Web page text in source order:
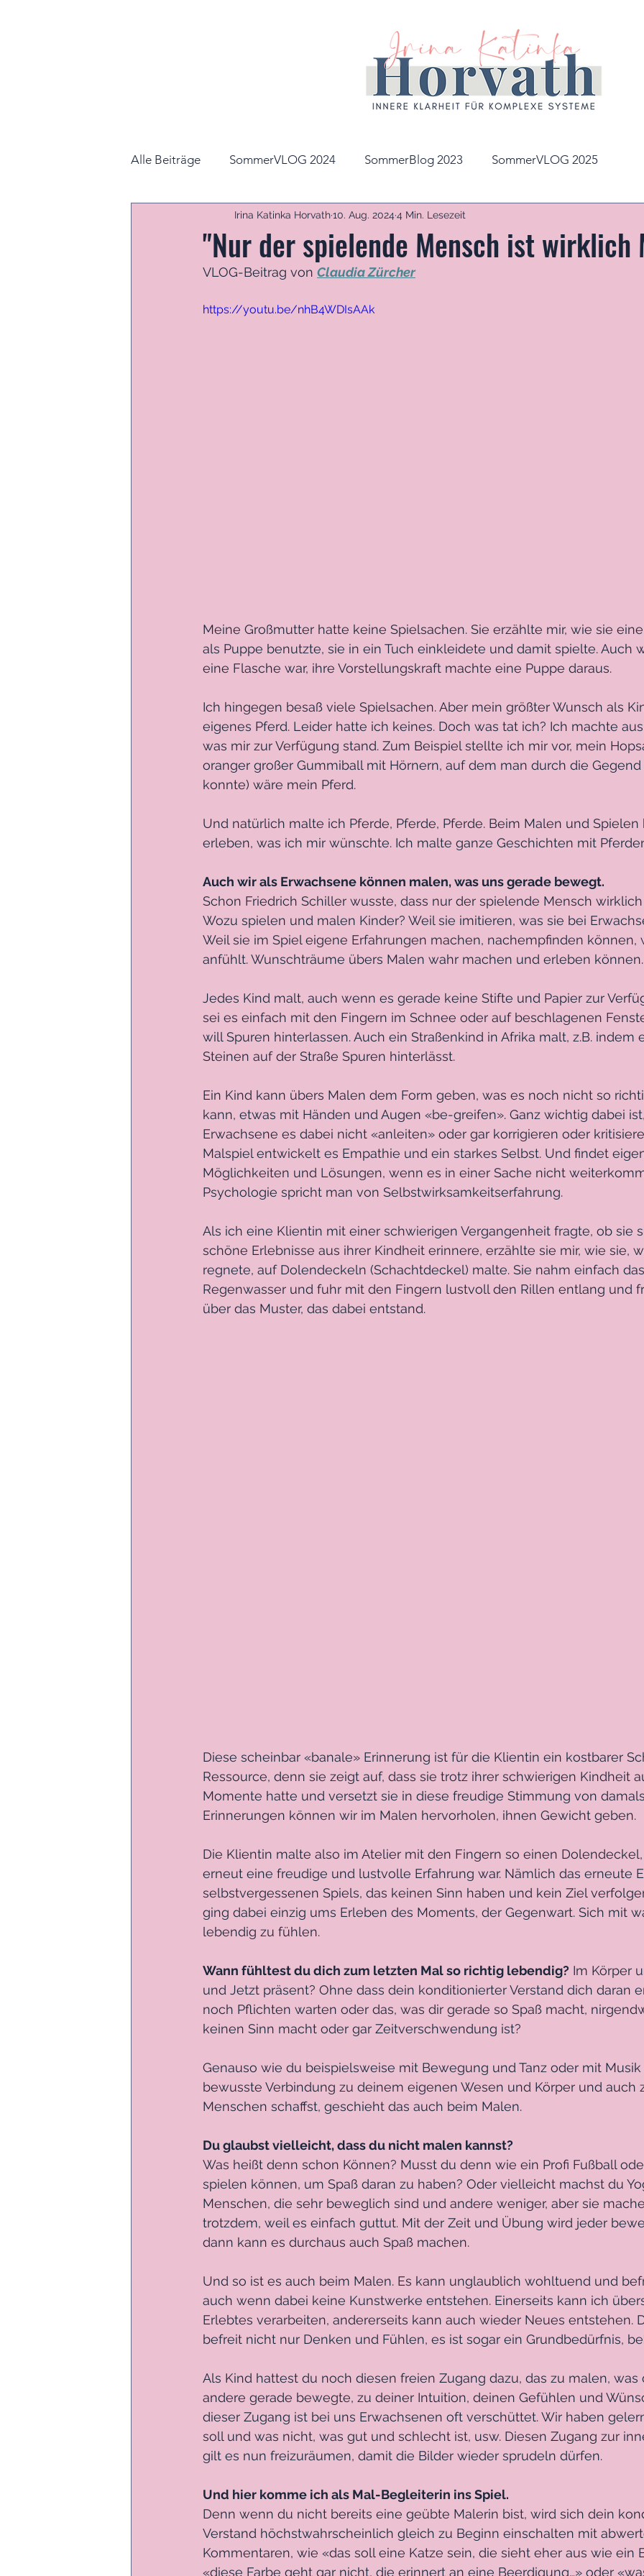
Alle Beiträge SommerVLOG 2024 SommerBlog 2023 SommerVLOG 2025
"Nur der spielende Mensch ist wirklich
Irina Katinka Horvath10. Aug. 2024 4 Min. Lesezeit
VLOG-Beitrag von Claudia Zürcher
https://youtu.be/nhB4WDIsAAk
Meine Großmutter hatte keine Spielsachen. Sie erzählte mir, wie sie
als Puppe benutzte, sie in ein Tuch einkleidete und damit spielte. Auch
eine Flasche war, ihre Vorstellungskraft machte eine Puppe daraus.
Ich hingegen besaß viele Spielsachen. Aber mein größter Wunsch als
eigenes Pferd. Leider hatte ich keines. Doch was tat ich? Ich machte
was mir zur Verfügung stand. Zum Beispiel stellte ich mir vor, mein
oranger großer Gummiball mit Hörnern, auf dem man durch die
konnte) wäre mein Pferd.
Und natürlich malte ich Pferde, Pferde, Pferde. Beim Malen und
erleben, was ich mir wünschte. Ich malte ganze Geschichten mit
Auch wir als Erwachsene können malen, was uns gerade bewegt.
Schon Friedrich Schiller wusste, dass nur der spielende Mensch
Wozu spielen und malen Kinder? Weil sie imitieren, was sie bei
Weil sie im Spiel eigene Erfahrungen machen, nachempfinden können,
anfühlt. Wunschträume übers Malen wahr machen und erleben können.
Jedes Kind malt, auch wenn es gerade keine Stifte und Papier zur
sei es einfach mit den Fingern im Schnee oder auf beschlagenen
will Spuren hinterlassen. Auch ein Straßenkind in Afrika malt, z.B. indem
Steinen auf der Straße Spuren hinterlässt.
Ein Kind kann übers Malen dem Form geben, was es noch nicht so
kann, etwas mit Händen und Augen «be-greifen». Ganz wichtig dabei
Erwachsene es dabei nicht «anleiten» oder gar korrigieren oder
Malspiel entwickelt es Empathie und ein starkes Selbst. Und findet
Möglichkeiten und Lösungen, wenn es in einer Sache nicht
Psychologie spricht man von Selbstwirksamkeitserfahrung.
Als ich eine Klientin mit einer schwierigen Vergangenheit fragte, ob sie
schöne Erlebnisse aus ihrer Kindheit erinnere, erzählte sie mir, wie sie,
regnete, auf Dolendeckeln (Schachtdeckel) malte. Sie nahm einfach das
Regenwasser und fuhr mit den Fingern lustvoll den Rillen entlang und
über das Muster, das dabei entstand.
Diese scheinbar «banale» Erinnerung ist für die Klientin ein kostbarer
Ressource, denn sie zeigt auf, dass sie trotz ihrer schwierigen Kindheit
Momente hatte und versetzt sie in diese freudige Stimmung von
Erinnerungen können wir im Malen hervorholen, ihnen Gewicht geben.
Die Klientin malte also im Atelier mit den Fingern so einen
erneut eine freudige und lustvolle Erfahrung war. Nämlich das erneute
selbstvergessenen Spiels, das keinen Sinn haben und kein Ziel
ging dabei einzig ums Erleben des Moments, der Gegenwart. Sich mit
lebendig zu fühlen.
Wann fühltest du dich zum letzten Mal so richtig lebendig? Im Körper
und Jetzt präsent? Ohne dass dein konditionierter Verstand dich daran
noch Pflichten warten oder das, was dir gerade so Spaß macht,
keinen Sinn macht oder gar Zeitverschwendung ist?
Genauso wie du beispielsweise mit Bewegung und Tanz oder mit Musik
bewusste Verbindung zu deinem eigenen Wesen und Körper und auch
Menschen schaffst, geschieht das auch beim Malen.
Du glaubst vielleicht, dass du nicht malen kannst?
Was heißt denn schon Können? Musst du denn wie ein Profi Fußball
spielen können, um Spaß daran zu haben? Oder vielleicht machst du
Menschen, die sehr beweglich sind und andere weniger, aber sie
trotzdem, weil es einfach guttut. Mit der Zeit und Übung wird jeder
dann kann es durchaus auch Spaß machen.
Und so ist es auch beim Malen. Es kann unglaublich wohltuend und
auch wenn dabei keine Kunstwerke entstehen. Einerseits kann ich
Erlebtes verarbeiten, andererseits kann auch wieder Neues entstehen.
befreit nicht nur Denken und Fühlen, es ist sogar ein Grundbedürfnis,
Als Kind hattest du noch diesen freien Zugang dazu, das zu malen, was
andere gerade bewegte, zu deiner Intuition, deinen Gefühlen und
dieser Zugang ist bei uns Erwachsenen oft verschüttet. Wir haben
soll und was nicht, was gut und schlecht ist, usw. Diesen Zugang zur
gilt es nun freizuräumen, damit die Bilder wieder sprudeln dürfen.
Und hier komme ich als Mal-Begleiterin ins Spiel.
Denn wenn du nicht bereits eine geübte Malerin bist, wird sich dein
Verstand höchstwahrscheinlich gleich zu Beginn einschalten mit
Kommentaren, wie «das soll eine Katze sein, die sieht eher aus wie ein
«diese Farbe geht gar nicht, die erinnert an eine Beerdigung…» oder